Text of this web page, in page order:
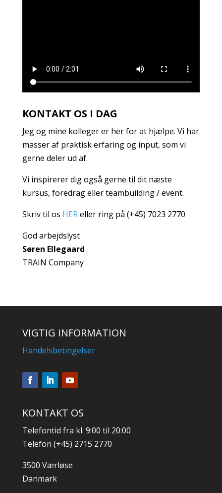
KONTAKT OS I DAG
Jeg og mine kolleger er her for at hjælpe. Vi har
masser af praktisk erfaring og input, som vi
gerne deler ud af.
Vi inspirerer dig også gerne til dit næste
kursus, foredrag eller teambuilding / event.
Skriv til os HEReller ring på (+45) 7023 2770
God arbejdslyst
Søren Ellegaard
TRAIN Company
VIGTIG INFORMATION
Handelsbetingelser
KONTAKT OS
Telefontid fra kl. 9:00 til 20:00
Telefon (+45) 2715 2770
3500 Værløse
Danmark